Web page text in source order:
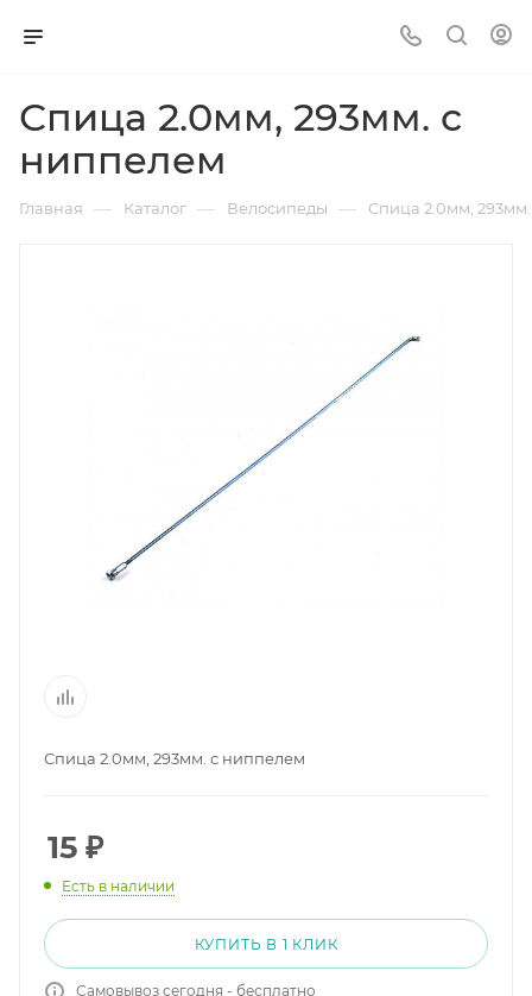
Спица 2.0мм, 293мм. с
ниппелем
Главная — Каталог — Велосипеды — Спица 2.0мм,
Спица 2.0мм, 293мм. с ниппелем
15 ₽
Есть в наличии
КУПИТЬ В 1 КЛИК
Самовывоз сегодня - бесплатно